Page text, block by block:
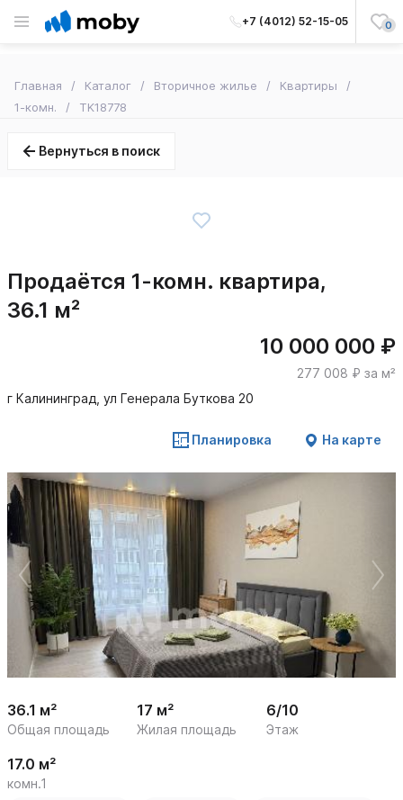
+7 (4012) 52-15-05 0
Главная Каталог Вторичное жилье
Квартиры
1-комн.
TK18778
Вернуться в поиск
Продаётся 1-комн. квартира,
36.1 м²
10 000 000 ₽
277 008 ₽ за м²
г Калининград, ул Генерала Буткова 20
Планировка На карте
/
15
36.1 м²
Общая площадь
17 м²
Жилая площадь
6/10
Этаж
17.0 м²
комн.1